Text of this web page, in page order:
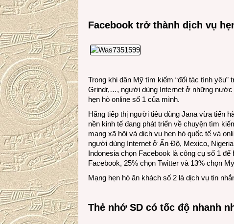
Facebook trở thành dịch vụ
Trong khi dân Mỹ tìm kiếm “đối tác tình
Grindr,…, người dùng Internet ở những nước
hẹn hò online số 1 của mình.
Hãng tiếp thị người tiêu dùng Jana vừa tiến
nền kinh tế đang phát triển về chuyện tìm
mạng xã hội và dịch vụ hẹn hò quốc tế và
người dùng Internet ở Ấn Độ, Mexico,
Indonesia chọn Facebook là công cụ số 1
Facebook, 25% chọn Twitter và 13% chọn
Mạng hẹn hò ăn khách số 2 là dịch vụ tin
Thẻ nhớ SD có tốc độ nhanh